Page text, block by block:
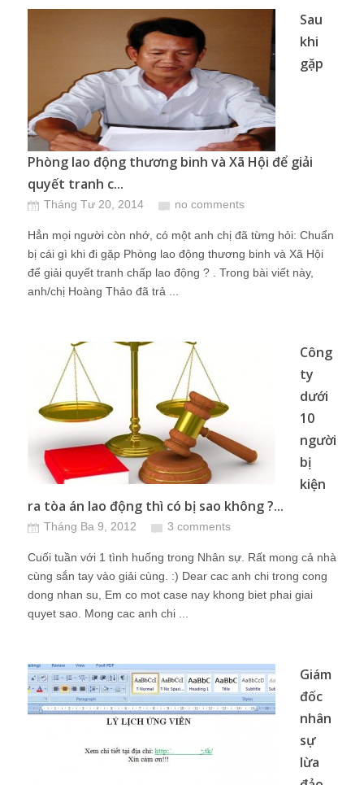
Sau
khi
gặp
Phòng lao động thương binh và Xã Hội để giải
quyết tranh c...
Tháng Tư 20, 2014 no comments
Hẳn mọi người còn nhớ, có một anh chị đã từng hỏi: Chuẩn
bị cái gì khi đi gặp Phòng lao động thương binh và Xã Hội
để giải quyết tranh chấp lao động ? . Trong bài viết này,
anh/chị Hoàng Thảo đã trả ...
Công
ty
dưới
10
người
bị
kiện
ra tòa án lao động thì có bị sao không ?...
Tháng Ba 9, 2012 3 comments
Cuối tuần với 1 tình huống trong Nhân sự. Rất mong cả nhà
cùng sắn tay vào giải cùng. :) Dear cac anh chi trong cong
dong nhan su, Em co mot case nay khong biet phai giai
quyet sao. Mong cac anh chi ...
Giám
đốc
nhân
sự
lừa